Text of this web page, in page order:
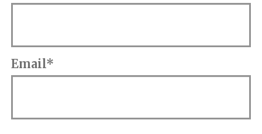
Email*